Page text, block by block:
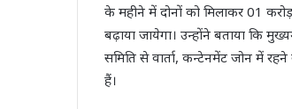
के महीने में दोनों को मिलाकर 01
बढ़ाया जायेगा। उन्होंने बताया कि
समिति से वार्ता, कन्टेनमेंट जोन में रहने
हैं।